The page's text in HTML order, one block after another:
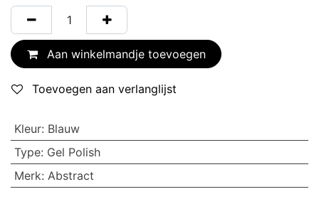
Aan winkelmandje toevoegen
Toevoegen aan verlanglijst
Kleur: Blauw
Type: Gel Polish
Merk: Abstract